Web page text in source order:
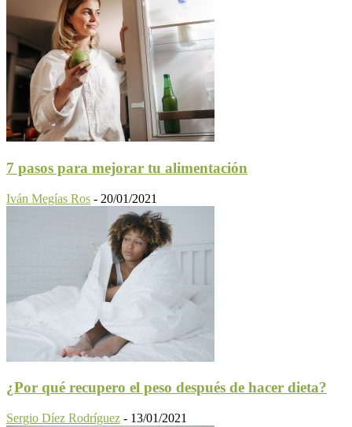
7 pasos para mejorar tu alimentación
Iván Megías Ros - 20/01/2021
¿Por qué recupero el peso después de hacer dieta?
Sergio Díez Rodríguez - 13/01/2021